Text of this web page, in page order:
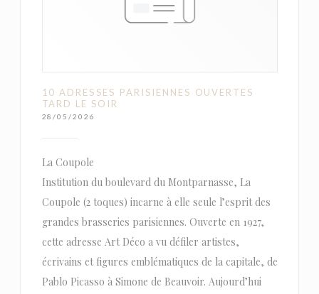
10 ADRESSES PARISIENNES OUVERTES
TARD LE SOIR
28/05/2026
La Coupole
Institution du boulevard du Montparnasse, La
Coupole (2 toques) incarne à elle seule l’esprit des
grandes brasseries parisiennes. Ouverte en 1927,
cette adresse Art Déco a vu défiler artistes,
écrivains et figures emblématiques de la capitale, de
Pablo Picasso à Simone de Beauvoir. Aujourd’hui